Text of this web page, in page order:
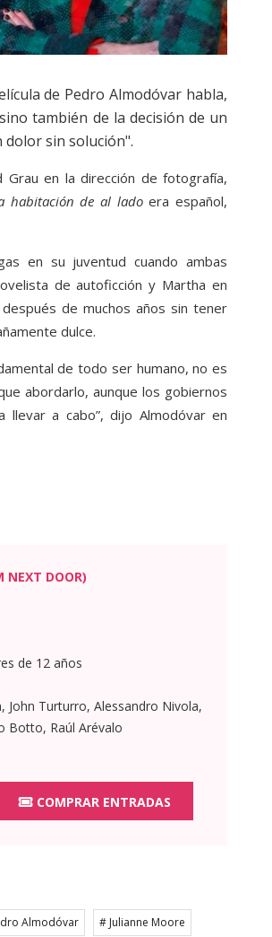
de Pedro Almodóvar habla,
también de la decisión de un
dolor sin solución".
en la dirección de fotografía,
habitación de al ladoera español,
en su juventud cuando ambas
de autoficción y Martha en
de muchos años sin tener
dulce.
de todo ser humano, no es
abordarlo, aunque los gobiernos
a cabo”, dijo Almodóvar en
NEXT DOOR)
de 12 años
John Turturro, Alessandro Nivola,
Botto, Raúl Arévalo
COMPRAR ENTRADAS
Almodóvar # Julianne Moore